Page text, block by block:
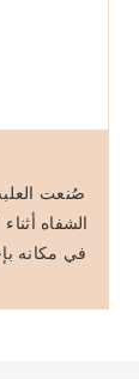
صُنعت
الشفاه
في مكانه